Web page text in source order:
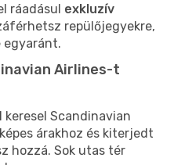
ráadásul exkluzív
repülőjegyekre,
egyaránt.
Airlines-t
keresel Scandinavian
árakhoz és kiterjedt
hozzá. Sok utas tér